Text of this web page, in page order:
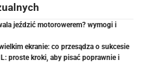
jeździć motorowerem? wymogi i
ekranie: co przesądza o sukcesie
proste kroki, aby pisać poprawnie i